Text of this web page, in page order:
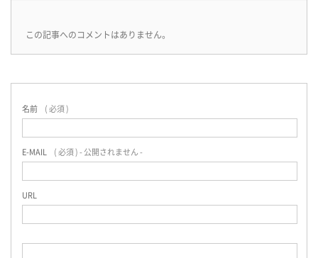
この記事へのコメントはありません。
名前 ( 必須 )
E-MAIL ( 必須 ) - 公開されません -
URL